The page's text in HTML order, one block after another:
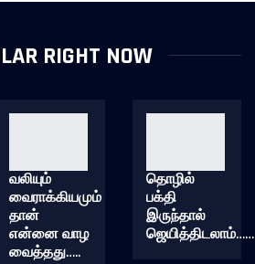
RIGHT NOW
வலியும்
வைராக்கியமும்
தான்
என்னை வாழ
வைத்தது…..
தொழில்
பக்தி
இருந்தால்